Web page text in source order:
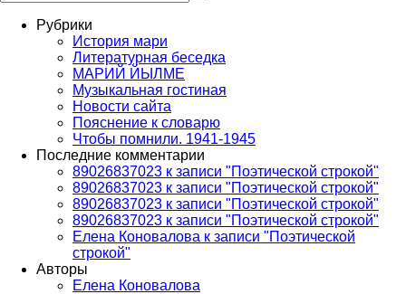
Рубрики
История мари
Литературная беседка
МАРИЙ ЙЫЛМЕ
Музыкальная гостиная
Новости сайта
Пояснение к словарю
Чтобы помнили. 1941-1945
Последние комментарии
89026837023 к записи "Поэтической строкой"
89026837023 к записи "Поэтической строкой"
89026837023 к записи "Поэтической строкой"
89026837023 к записи "Поэтической строкой"
Елена Коновалова к записи "Поэтической
строкой"
Авторы
Елена Коновалова